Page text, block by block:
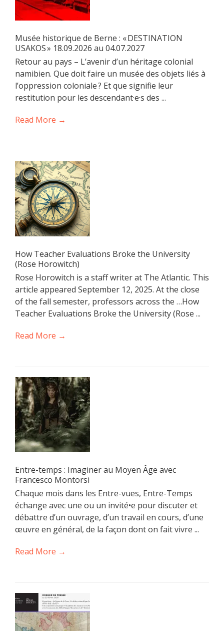
Musée historique de Berne : « DESTINATION
USAKOS » 18.09.2026 au 04.07.2027
Retour au pays – L’avenir d’un héritage colonial
namibien. Que doit faire un musée des objets liés à
l’oppression coloniale ? Et que signifie leur
restitution pour les descendant·e·s des ...
Read More →
How Teacher Evaluations Broke the University
(Rose Horowitch)
Rose Horowitch is a staff writer at The Atlantic. This
article appeared September 12, 2025. At the close
of the fall semester, professors across the …How
Teacher Evaluations Broke the University (Rose ...
Read More →
Entre-temps : Imaginer au Moyen Âge avec
Francesco Montorsi
Chaque mois dans les Entre-vues, Entre-Temps
échange avec une ou un invité•e pour discuter et
débattre d’un ouvrage, d’un travail en cours, d’une
œuvre en général, de la façon dont on fait vivre ...
Read More →